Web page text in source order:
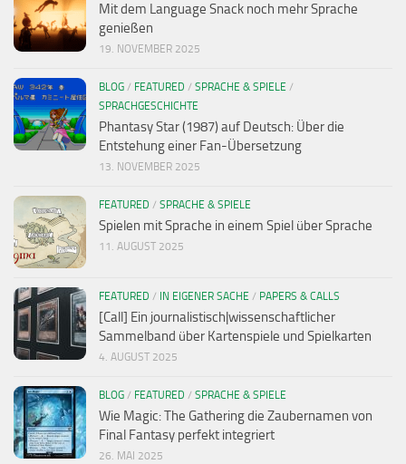
Mit dem Language Snack noch mehr Sprache
genießen
19. NOVEMBER 2025
BLOG / FEATURED / SPRACHE & SPIELE /
SPRACHGESCHICHTE
Phantasy Star (1987) auf Deutsch: Über die
Entstehung einer Fan-Übersetzung
13. NOVEMBER 2025
FEATURED / SPRACHE & SPIELE
Spielen mit Sprache in einem Spiel über Sprache
11. AUGUST 2025
FEATURED / IN EIGENER SACHE / PAPERS & CALLS
[Call] Ein journalistisch|wissenschaftlicher
Sammelband über Kartenspiele und Spielkarten
4. AUGUST 2025
BLOG / FEATURED / SPRACHE & SPIELE
Wie Magic: The Gathering die Zaubernamen von
Final Fantasy perfekt integriert
26. MAI 2025